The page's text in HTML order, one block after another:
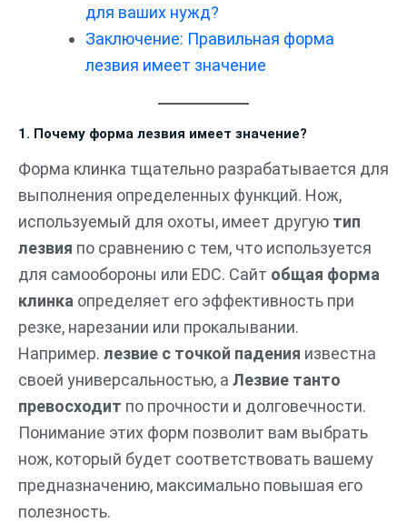
для ваших нужд?
Заключение: Правильная форма
лезвия имеет значение
1. Почему форма лезвия имеет значение?
Форма клинка тщательно разрабатывается для
выполнения определенных функций. Нож,
используемый для охоты, имеет другую тип
лезвия по сравнению с тем, что используется
для самообороны или EDC. Сайт общая форма
клинка определяет его эффективность при
резке, нарезании или прокалывании.
Например. лезвие с точкой падения известна
своей универсальностью, а Лезвие танто
превосходит по прочности и долговечности.
Понимание этих форм позволит вам выбрать
нож, который будет соответствовать вашему
предназначению, максимально повышая его
полезность.